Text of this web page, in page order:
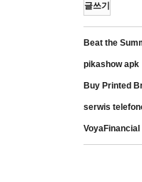
글쓰기
Beat the
pikashow apk
Buy Printed
serwis
VoyaFinancial